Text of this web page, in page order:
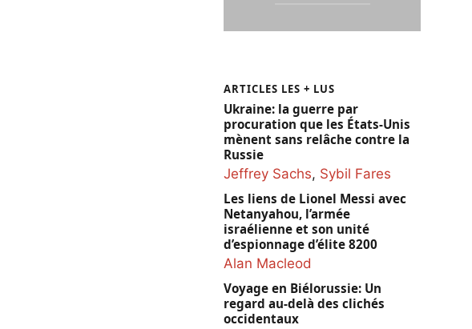
ARTICLES LES + LUS
Ukraine: la guerre par
procuration que les États-Unis
mènent sans relâche contre la
Russie
Jeffrey Sachs, Sybil Fares
Les liens de Lionel Messi avec
Netanyahou, l’armée
israélienne et son unité
d’espionnage d’élite 8200
Alan Macleod
Voyage en Biélorussie: Un
regard au-delà des clichés
occidentaux